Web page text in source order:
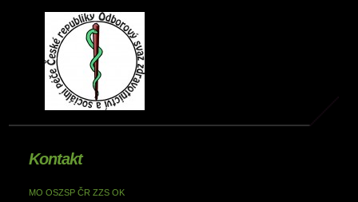
Kontakt
MO OSZSP ČR ZZS OK